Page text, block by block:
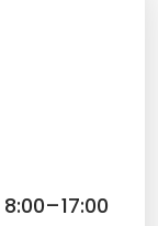
8:00–17:00